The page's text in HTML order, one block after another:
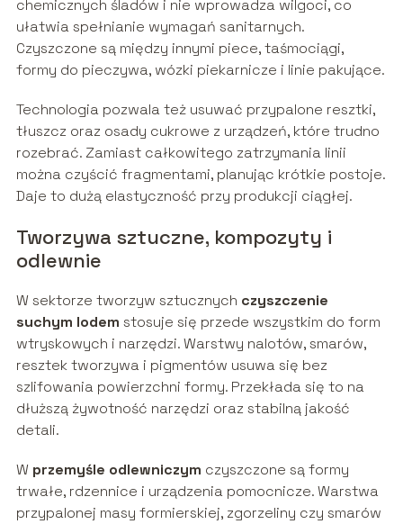
chemicznych śladów i nie wprowadza wilgoci, co
ułatwia spełnianie wymagań sanitarnych.
Czyszczone są między innymi piece, taśmociągi,
formy do pieczywa, wózki piekarnicze i linie pakujące.
Technologia pozwala też usuwać przypalone resztki,
tłuszcz oraz osady cukrowe z urządzeń, które trudno
rozebrać. Zamiast całkowitego zatrzymania linii
można czyścić fragmentami, planując krótkie postoje.
Daje to dużą elastyczność przy produkcji ciągłej.
Tworzywa sztuczne, kompozyty i
odlewnie
W sektorze tworzyw sztucznych czyszczenie
suchym lodem stosuje się przede wszystkim do form
wtryskowych i narzędzi. Warstwy nalotów, smarów,
resztek tworzywa i pigmentów usuwa się bez
szlifowania powierzchni formy. Przekłada się to na
dłuższą żywotność narzędzi oraz stabilną jakość
detali.
W przemyśle odlewniczym czyszczone są formy
trwałe, rdzennice i urządzenia pomocnicze. Warstwa
przypalonej masy formierskiej, zgorzeliny czy smarów